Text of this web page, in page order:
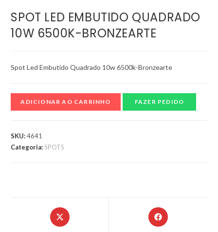
SPOT LED EMBUTIDO QUADRADO
10W 6500K-BRONZEARTE
Spot Led Embutido Quadrado 10w 6500k-Bronzearte
ADICIONAR AO CARRINHO FAZER PEDIDO
SKU:4641
Categoria:SPOTS